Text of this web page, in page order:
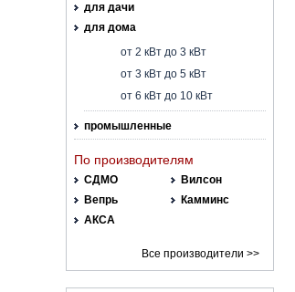
для дачи
для дома
от 2 кВт до 3 кВт
от 3 кВт до 5 кВт
от 6 кВт до 10 кВт
промышленные
По производителям
СДМО
Вилсон
Вепрь
Камминс
АКСА
Все производители >>